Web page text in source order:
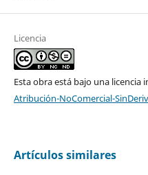
Licencia
Esta obra está bajo una licencia
Atribución-NoComercial-
Artículos similares